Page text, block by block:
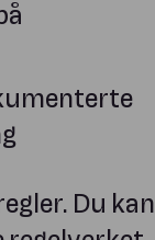
Du kan